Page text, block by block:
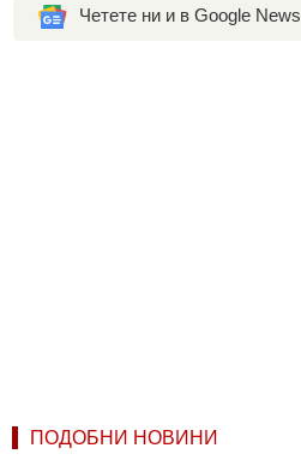
Четете ни и в Google News
ПОДОБНИ НОВИНИ